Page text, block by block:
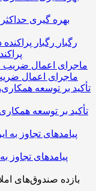
بهره گیری
رگبار
ماجرای اعمال ضریب ۲.۷ برای اینترنت بین‌الملل
تأکید بر توسعه
بازده صندوق‌های